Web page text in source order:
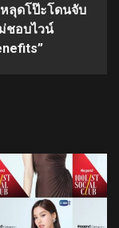
หลุดโป๊ะโดนจับ
ชอบไวน์